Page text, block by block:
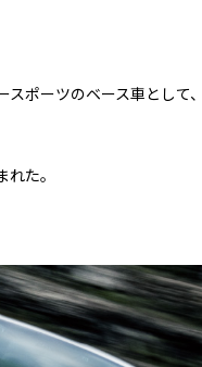
ポーツのベース車とし
た。